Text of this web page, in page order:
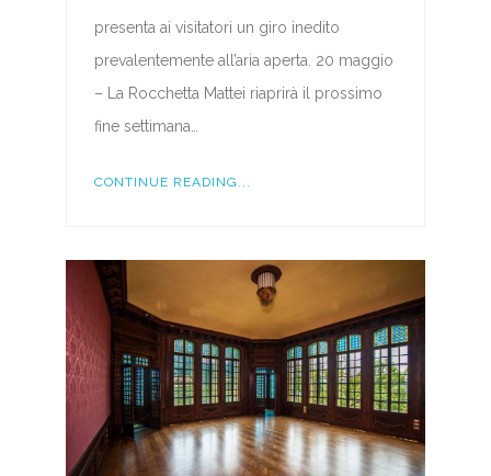
presenta ai visitatori un giro inedito
prevalentemente all’aria aperta. 20 maggio
– La Rocchetta Mattei riaprirà il prossimo
fine settimana…
CONTINUE READING...